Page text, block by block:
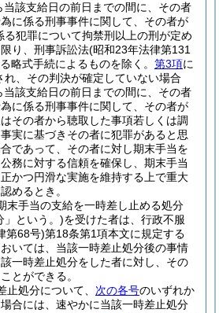
当該支給日の前日までの間に、その者
に係る刑事事件に関して、その者が
る犯罪について拘禁刑以上の刑が定め
り、刑事訴訟法(昭和23年法律第131
略式手続によるものを除く。 第3項に
れ、その判決が確定していない場合
当該支給日の前日までの間に、その者
に係る刑事事件に関して、その者が
その者から聴取した事項若しくは調
実に基づきその者に犯罪があると思
であって、その者に対し期末手当を
務に対する信頼を確保し、期末手当
かつ円滑な実施を維持する上で重大
めるとき。
末手当の支給を一時差し止める処分
」という。)を受けた者は、行政不服
第68号)第18条第1項本文に規定する
いては、当該一時差止処分後の事情
一時差止処分をした者に対し、その
とができる。
処分について、 次の各号のいずれか
合には、速やかに当該一時差止処分